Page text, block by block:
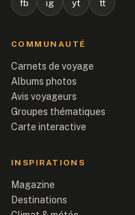
fb ig yt tt
COMMUNAUTÉ
Carnets de voyage
Albums photos
Avis voyageurs
Groupes thématiques
Carte interactive
INSPIRATIONS
Magazine
Destinations